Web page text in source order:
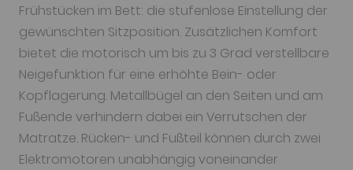
Frühstücken im Bett: die stufenlose Einstellung der
gewünschten Sitzposition. Zusätzlichen Komfort
bietet die motorisch um bis zu 3 Grad verstellbare
Neigefunktion für eine erhöhte Bein- oder
Kopflagerung. Metallbügel an den Seiten und am
Fußende verhindern dabei ein Verrutschen der
Matratze. Rücken- und Fußteil können durch zwei
Elektromotoren unabhängig voneinander